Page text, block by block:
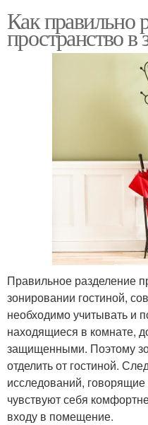
Как правильно
пространство
Правильное разделение
зонировании гостиной,
необходимо учитывать и
находящиеся в комнате,
защищенными. Поэтому
отделить от гостиной.
исследований,
чувствуют себя
входу в помещение.